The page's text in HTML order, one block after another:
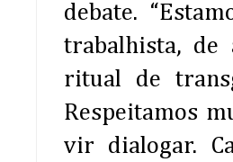
debate.
trabalhista, de
ritual de
Respeitamos
vir dialogar.